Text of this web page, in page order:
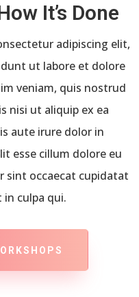
It’s Done
adipiscing elit,
ut labore et dolore
veniam, quis nostrud
nisi ut aliquip ex ea
aute irure dolor in
esse cillum dolore eu
sint occaecat cupidatat
culpa qui.